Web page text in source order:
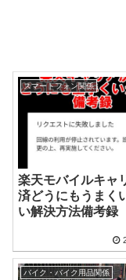
スマートフォン関係
楽天モバイルキャ
済どうにもうまく
い解決方法備考録
バイク・バイク用品関係